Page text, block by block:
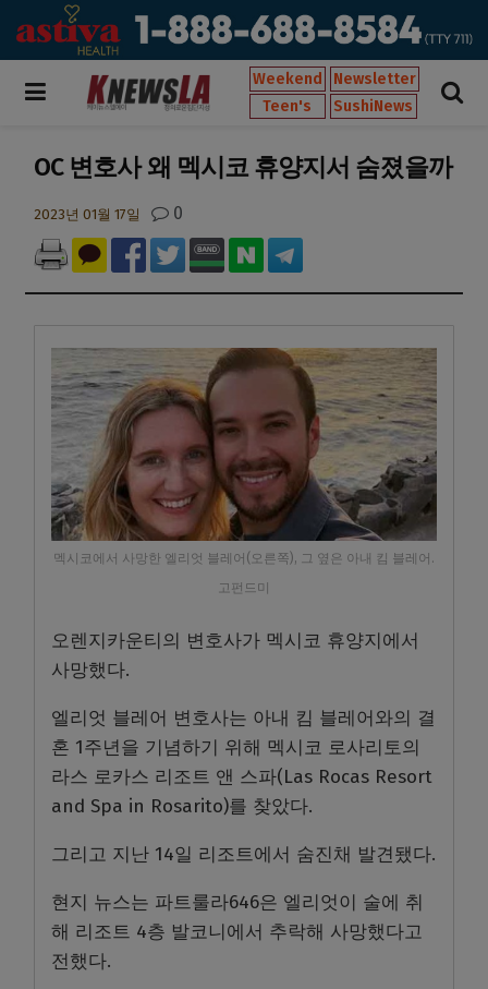
Weekend
Newsletter
Teen's
SushiNews
OC 변호사 왜 멕시코 휴양지서 숨졌을까
2023년 01월 17일 0
멕시코에서 사망한 엘리엇 블레어(오른쪽), 그 옆은 아내 킴 블레어.
고펀드미
오렌지카운티의 변호사가 멕시코 휴양지에서
사망했다.
엘리엇 블레어 변호사는 아내 킴 블레어와의 결
혼 1주년을 기념하기 위해 멕시코 로사리토의
라스 로카스 리조트 앤 스파(Las Rocas Resort
and Spa in Rosarito)를 찾았다.
그리고 지난 14일 리조트에서 숨진채 발견됐다.
현지 뉴스는 파트룰라646은 엘리엇이 술에 취
해 리조트 4층 발코니에서 추락해 사망했다고
전했다.